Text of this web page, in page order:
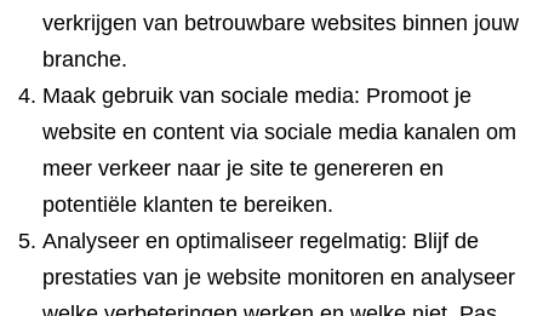
verkrijgen van betrouwbare websites binnen jouw
branche.
Maak gebruik van sociale media: Promoot je
website en content via sociale media kanalen om
meer verkeer naar je site te genereren en
potentiële klanten te bereiken.
Analyseer en optimaliseer regelmatig: Blijf de
prestaties van je website monitoren en analyseer